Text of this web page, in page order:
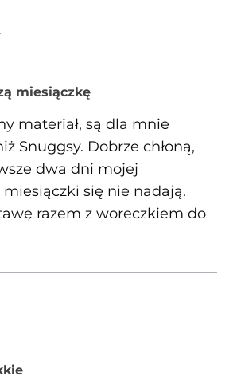
5 spośród 5 gwiazdek
miesiączkę
materiał, są dla mnie
Snuggsy. Dobrze chłoną,
dwa dni mojej
się nie nadają.
razem z woreczkiem do
1 spośród 5 gwiazdek